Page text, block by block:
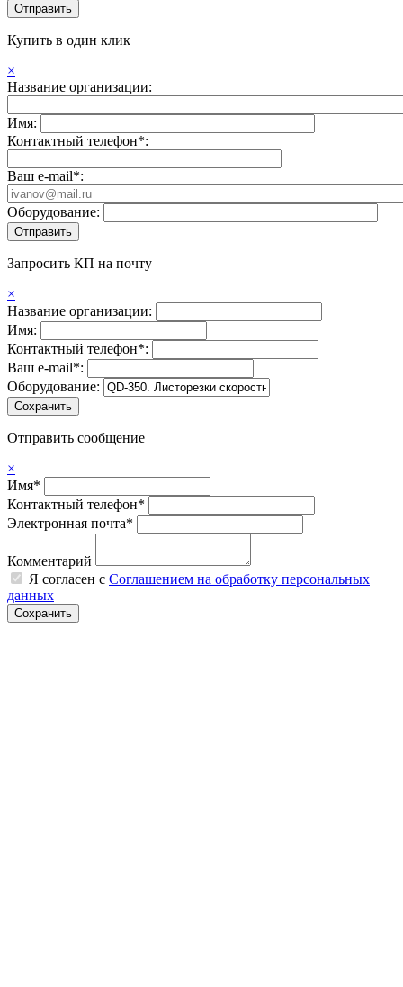
Купить в один клик
×
Название организации:
Имя:
Контактный телефон*:
Ваш e-mail*:
Оборудование:
Запросить КП на почту
×
Название организации:
Имя:
Контактный телефон*:
Ваш e-mail*:
Оборудование:
Отправить сообщение
×
Имя*
Контактный телефон*
Электронная почта*
Комментарий
Я согласен с Соглашением на обработку персональных
данных